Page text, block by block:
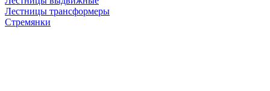
Лестницы трансформеры
Стремянки